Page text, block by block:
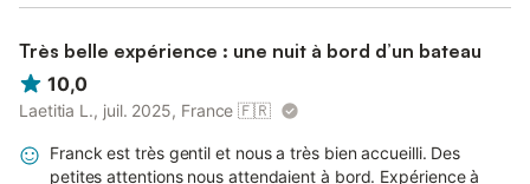
Très belle expérience : une nuit à bord d’un bateau
10,0
Laetitia L., juil. 2025, France 🇫🇷
Franck est très gentil et nous a très bien accueilli. Des
petites attentions nous attendaient à bord. Expérience à